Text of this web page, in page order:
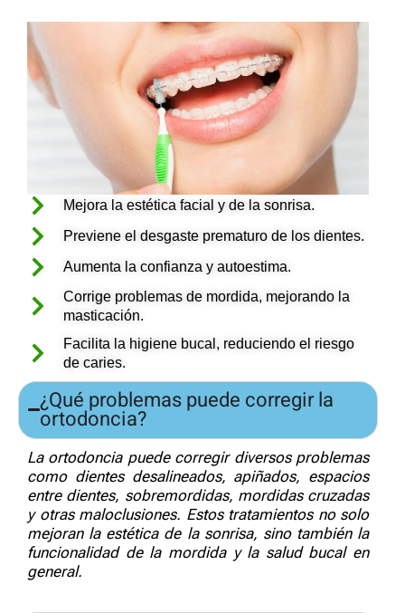
Mejora la estética facial y de la sonrisa.
Previene el desgaste prematuro de los dientes.
Aumenta la confianza y autoestima.
Corrige problemas de mordida, mejorando la
masticación.
Facilita la higiene bucal, reduciendo el riesgo
de caries.
¿Qué problemas puede corregir la
ortodoncia?
La ortodoncia puede corregir diversos problemas
como dientes desalineados, apiñados, espacios
entre dientes, sobremordidas, mordidas cruzadas
y otras maloclusiones. Estos tratamientos no solo
mejoran la estética de la sonrisa, sino también la
funcionalidad de la mordida y la salud bucal en
general.